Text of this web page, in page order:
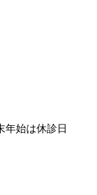
年始は休診日